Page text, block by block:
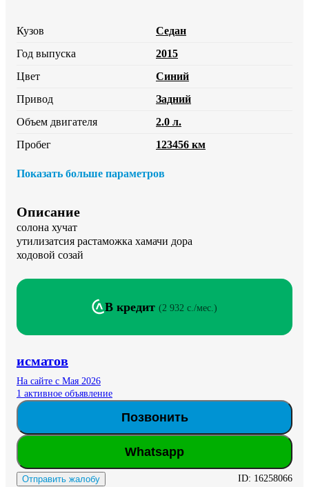
Кузов
Седан
Год выпуска
2015
Цвет
Синий
Привод
Задний
Объем двигателя
2.0 л.
Пробег
123456 км
Показать больше параметров
Описание
солона хучат
утилизатсия растаможка хамачи дора
ходовой созай
В кредит (2 932 c./мес. )
исматов
На сайте с Мая 2026
1 активное объявление
Позвонить
Whatsapp
Отправить жалобу ID: 16258066